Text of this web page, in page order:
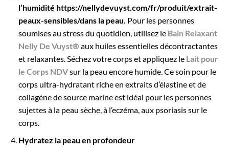
l’humidité https://nellydevuyst.com/fr/produit/extrait-
peaux-sensibles/dans la peau. Pour les personnes
soumises au stress du quotidien, utilisez le Bain Relaxant
Nelly De Vuyst® aux huiles essentielles décontractantes
et relaxantes. Séchez votre corps et appliquez le Lait pour
le Corps NDVsur la peau encore humide. Ce soin pour le
corps ultra-hydratant riche en extraits d’élastine et de
collagène de source marine est idéal pour les personnes
sujettes à la peau sèche, à l’eczéma, aux psoriasis sur le
corps.
Hydratez la peau en profondeur